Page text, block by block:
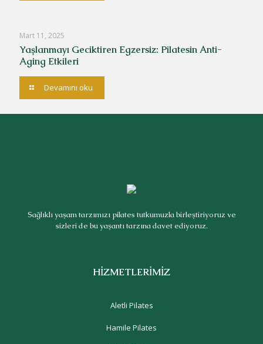
Mart 11, 2025
Yaşlanmayı Geciktiren Egzersiz: Pilatesin Anti-
Aging Etkileri
Devamını oku
Sağlıklı yaşam tarzımızı pilates tutkumuzla birleştiriyoruz ve
sizleri de bu yaşantı tarzına davet ediyoruz.
HİZMETLERİMİZ
Aletli Pilates
Hamile Pilates